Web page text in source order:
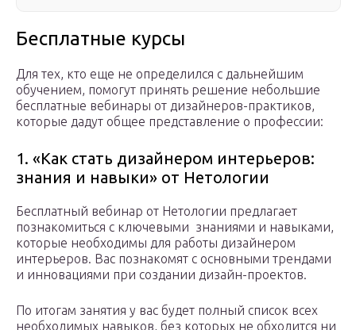
Бесплатные курсы
Для тех, кто еще не определился с дальнейшим
обучением, помогут принять решение небольшие
бесплатные вебинары от дизайнеров-практиков,
которые дадут общее представление о профессии:
1. «Как стать дизайнером интерьеров:
знания и навыки» от Нетологии
Бесплатный вебинар от Нетологии предлагает
познакомиться с ключевыми знаниями и навыками,
которые необходимы для работы дизайнером
интерьеров. Вас познакомят с основными трендами
и инновациями при создании дизайн-проектов.
По итогам занятия у вас будет полный список всех
необходимых навыков, без которых не обходится ни